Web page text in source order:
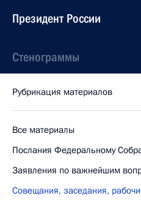
Президент России
Стенограммы
Рубрикация материалов
Все материалы
Послания Федеральному
Заявления по важнейшим
Совещания, заседания,